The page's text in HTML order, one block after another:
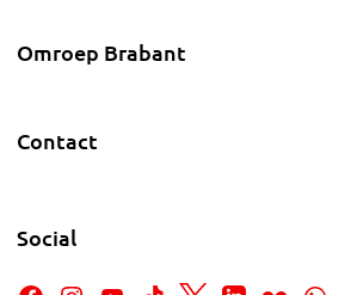
Omroep Brabant
Contact
Social